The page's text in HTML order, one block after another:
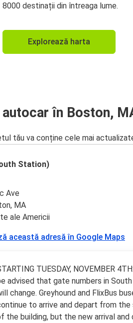
8000 destinații din întreaga lume.
Explorează harta
în Boston,
tău va conține cele mai
Station)
Ave
MA
ale Americii
această adresă în Google Maps
TUESDAY, NOVEMBER
advised that gate numbers in
change. Greyhound and FlixBus
to arrive and depart from the
the building, but the new arrival and